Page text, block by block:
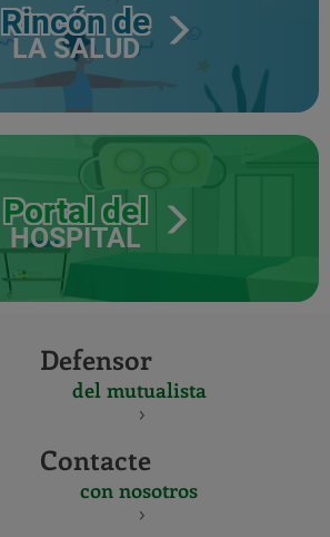
Rincón de
LA SALUD
Portal del
HOSPITAL
Defensor
del mutualista
Contacte
con nosotros